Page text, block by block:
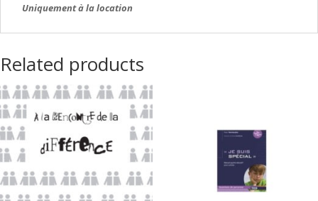
Uniquement à la location
Related products